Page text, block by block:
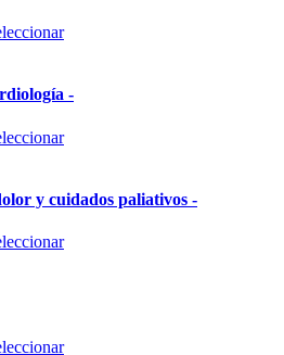
-
y cuidados paliativos -